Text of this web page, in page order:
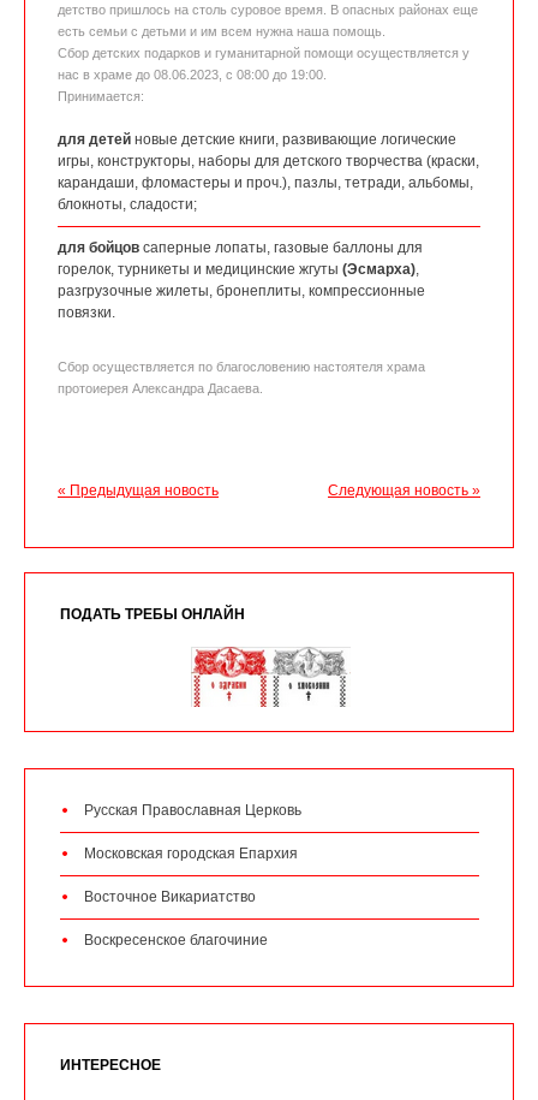
детство пришлось на столь суровое время. В опасных районах еще
есть семьи с детьми и им всем нужна наша помощь.
Сбор детских подарков и гуманитарной помощи осуществляется у
нас в храме до 08.06.2023, с 08:00 до 19:00.
Принимается:
для детей новые детские книги, развивающие логические
игры, конструкторы, наборы для детского творчества (краски,
карандаши, фломастеры и проч.), пазлы, тетради, альбомы,
блокноты, сладости;
для бойцов саперные лопаты, газовые баллоны для
горелок, турникеты и медицинские жгуты (Эсмарха),
разгрузочные жилеты, бронеплиты, компрессионные
повязки.
Сбор осуществляется по благословению настоятеля храма
протоиерея Александра Дасаева.
« Предыдущая новость Следующая новость »
ПОДАТЬ ТРЕБЫ ОНЛАЙН
Русская Православная Церковь
Московская городская Епархия
Восточное Викариатство
Воскресенское благочиние
ИНТЕРЕСНОЕ